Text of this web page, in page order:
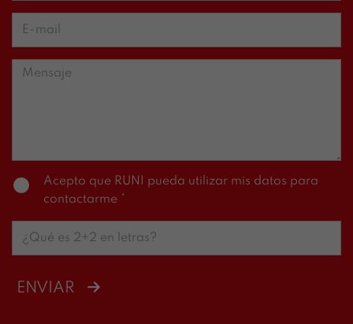
Acepto que RUNI pueda utilizar mis datos para
contactarme *